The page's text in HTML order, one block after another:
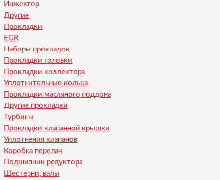
Инжектор
Другие
Прокладки
EGR
Наборы прокладок
Прокладки головки
Прокладки коллектора
Уплотнительные кольца
Прокладки масляного поддона
Другие прокладки
Турбины
Прокладки клапанной крышки
Уплотнения клапанов
Коробка передач
Подшипник редуктора
Шестерни, валы